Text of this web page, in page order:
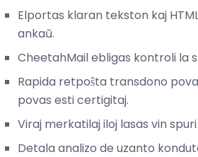
Elportas klaran tekston kaj
ankaŭ.
CheetahMail ebligas kontroli la
Rapida retpoŝta transdono
povas esti certigitaj.
Viraj merkatilaj iloj lasas vin
Detala analizo de uzanto